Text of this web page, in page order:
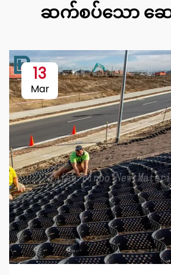
ဆက်စပ်သော ဆေ
13
Mar